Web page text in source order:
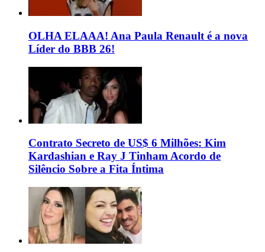
OLHA ELAAA! Ana Paula Renault é a nova
Líder do BBB 26!
Contrato Secreto de US$ 6 Milhões: Kim
Kardashian e Ray J Tinham Acordo de
Silêncio Sobre a Fita Íntima